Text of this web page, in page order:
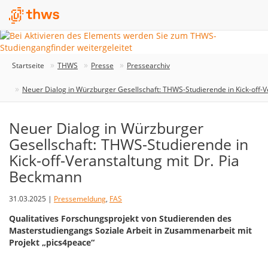
Startseite THWS Presse Pressearchiv
Neuer Dialog in Würzburger Gesellschaft: THWS-Studierende in Kick-off-
Neuer Dialog in Würzburger
Gesellschaft: THWS-Studierende in
Kick-off-Veranstaltung mit Dr. Pia
Beckmann
31.03.2025 | Pressemeldung, FAS
Qualitatives Forschungsprojekt von Studierenden des
Masterstudiengangs Soziale Arbeit in Zusammenarbeit mit
Projekt „pics4peace“